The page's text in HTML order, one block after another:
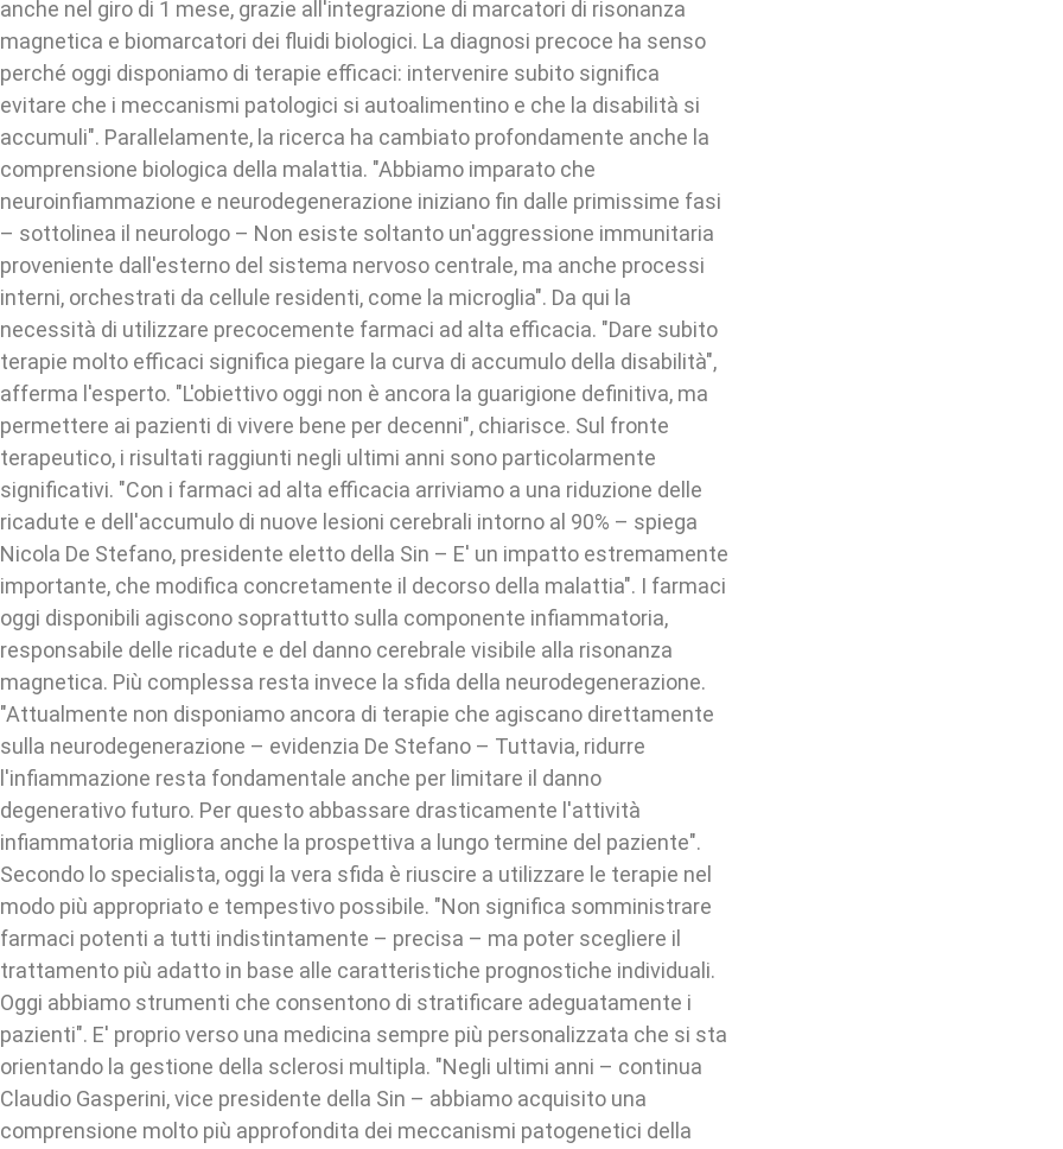
anche nel giro di 1 mese, grazie all'integrazione di marcatori di risonanza
magnetica e biomarcatori dei fluidi biologici. La diagnosi precoce ha senso
perché oggi disponiamo di terapie efficaci: intervenire subito significa
evitare che i meccanismi patologici si autoalimentino e che la disabilità si
accumuli". Parallelamente, la ricerca ha cambiato profondamente anche la
comprensione biologica della malattia. "Abbiamo imparato che
neuroinfiammazione e neurodegenerazione iniziano fin dalle primissime fasi
– sottolinea il neurologo – Non esiste soltanto un'aggressione immunitaria
proveniente dall'esterno del sistema nervoso centrale, ma anche processi
interni, orchestrati da cellule residenti, come la microglia". Da qui la
necessità di utilizzare precocemente farmaci ad alta efficacia. "Dare subito
terapie molto efficaci significa piegare la curva di accumulo della disabilità",
afferma l'esperto. "L'obiettivo oggi non è ancora la guarigione definitiva, ma
permettere ai pazienti di vivere bene per decenni", chiarisce. Sul fronte
terapeutico, i risultati raggiunti negli ultimi anni sono particolarmente
significativi. "Con i farmaci ad alta efficacia arriviamo a una riduzione delle
ricadute e dell'accumulo di nuove lesioni cerebrali intorno al 90% – spiega
Nicola De Stefano, presidente eletto della Sin – E' un impatto estremamente
importante, che modifica concretamente il decorso della malattia". I farmaci
oggi disponibili agiscono soprattutto sulla componente infiammatoria,
responsabile delle ricadute e del danno cerebrale visibile alla risonanza
magnetica. Più complessa resta invece la sfida della neurodegenerazione.
"Attualmente non disponiamo ancora di terapie che agiscano direttamente
sulla neurodegenerazione – evidenzia De Stefano – Tuttavia, ridurre
l'infiammazione resta fondamentale anche per limitare il danno
degenerativo futuro. Per questo abbassare drasticamente l'attività
infiammatoria migliora anche la prospettiva a lungo termine del paziente".
Secondo lo specialista, oggi la vera sfida è riuscire a utilizzare le terapie nel
modo più appropriato e tempestivo possibile. "Non significa somministrare
farmaci potenti a tutti indistintamente – precisa – ma poter scegliere il
trattamento più adatto in base alle caratteristiche prognostiche individuali.
Oggi abbiamo strumenti che consentono di stratificare adeguatamente i
pazienti". E' proprio verso una medicina sempre più personalizzata che si sta
orientando la gestione della sclerosi multipla. "Negli ultimi anni – continua
Claudio Gasperini, vice presidente della Sin – abbiamo acquisito una
comprensione molto più approfondita dei meccanismi patogenetici della